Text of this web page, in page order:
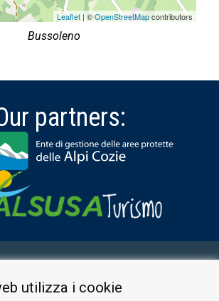
Leaflet | ©OpenStreetMapcontributors
Bussoleno
partners:
PRIVACY POLICY
utilizza i cookie